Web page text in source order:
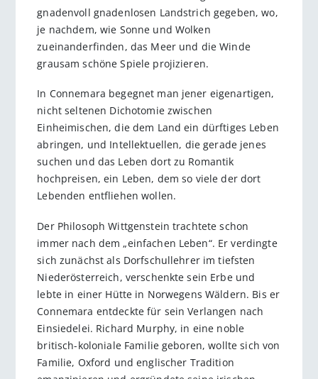
gnadenvoll gnadenlosen Landstrich gegeben, wo,
je nachdem, wie Sonne und Wolken
zueinanderfinden, das Meer und die Winde
grausam schöne Spiele projizieren.
In Connemara begegnet man jener eigenartigen,
nicht seltenen Dichotomie zwischen
Einheimischen, die dem Land ein dürftiges Leben
abringen, und Intellektuellen, die gerade jenes
suchen und das Leben dort zu Romantik
hochpreisen, ein Leben, dem so viele der dort
Lebenden entfliehen wollen.
Der Philosoph Wittgenstein trachtete schon
immer nach dem „einfachen Leben“. Er verdingte
sich zunächst als Dorfschullehrer im tiefsten
Niederösterreich, verschenkte sein Erbe und
lebte in einer Hütte in Norwegens Wäldern. Bis er
Connemara entdeckte für sein Verlangen nach
Einsiedelei. Richard Murphy, in eine noble
britisch-koloniale Familie geboren, wollte sich von
Familie, Oxford und englischer Tradition